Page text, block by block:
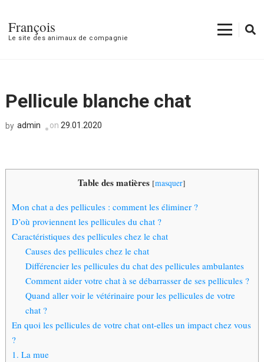
François
Le site des animaux de compagnie
Pellicule blanche chat
by admin on 29.01.2020
Table des matières [masquer]
Mon chat a des pellicules : comment les éliminer ?
D’où proviennent les pellicules du chat ?
Caractéristiques des pellicules chez le chat
Causes des pellicules chez le chat
Différencier les pellicules du chat des pellicules ambulantes
Comment aider votre chat à se débarrasser de ses pellicules ?
Quand aller voir le vétérinaire pour les pellicules de votre
chat ?
En quoi les pellicules de votre chat ont-elles un impact chez vous
?
1. La mue